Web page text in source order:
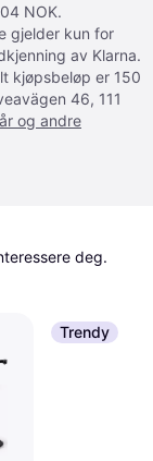
NOK.
gjelder kun for
av Klarna.
kjøpsbeløp er 150
46, 111
og andre
Trendy